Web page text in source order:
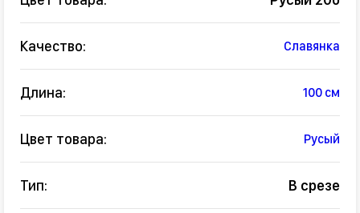
Качество: Славянка
Длина: 100 см
Цвет товара: Русый
Тип: В срезе